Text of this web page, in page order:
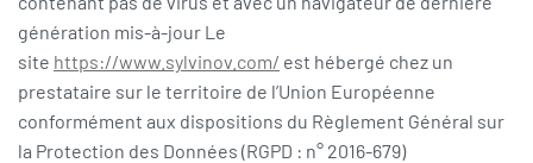
génération mis-à-jour Le
site https://www.sylvinov.com/ est hébergé chez un
prestataire sur le territoire de l’Union Européenne
conformément aux dispositions du Règlement Général sur
la Protection des Données (RGPD : n° 2016-679)